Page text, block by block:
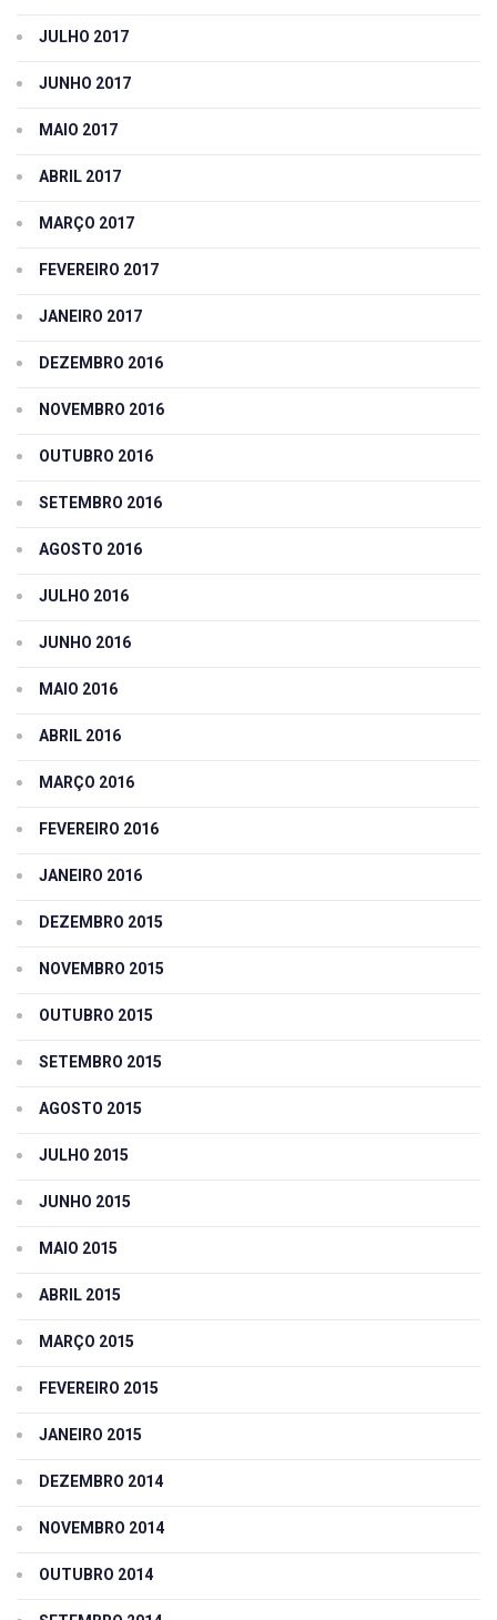
JULHO 2017
JUNHO 2017
MAIO 2017
ABRIL 2017
MARÇO 2017
FEVEREIRO 2017
JANEIRO 2017
DEZEMBRO 2016
NOVEMBRO 2016
OUTUBRO 2016
SETEMBRO 2016
AGOSTO 2016
JULHO 2016
JUNHO 2016
MAIO 2016
ABRIL 2016
MARÇO 2016
FEVEREIRO 2016
JANEIRO 2016
DEZEMBRO 2015
NOVEMBRO 2015
OUTUBRO 2015
SETEMBRO 2015
AGOSTO 2015
JULHO 2015
JUNHO 2015
MAIO 2015
ABRIL 2015
MARÇO 2015
FEVEREIRO 2015
JANEIRO 2015
DEZEMBRO 2014
NOVEMBRO 2014
OUTUBRO 2014